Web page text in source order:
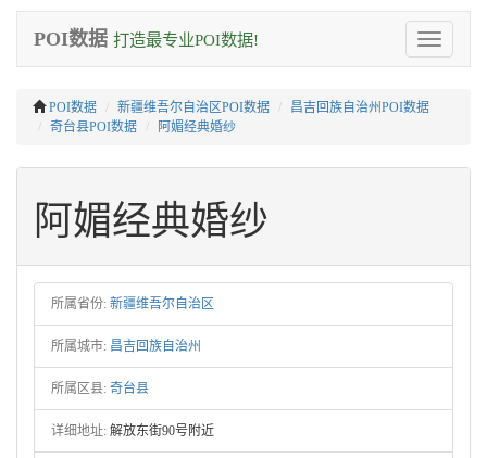
Toggle
navigation
POI数据 打造最专业POI数据!
POI数据 新疆维吾尔自治区POI数据
昌吉回族自治州POI数据
奇台县POI数据
阿媚经典婚纱
阿媚经典婚纱
所属省份: 新疆维吾尔自治区
所属城市: 昌吉回族自治州
所属区县: 奇台县
详细地址: 解放东街90号附近